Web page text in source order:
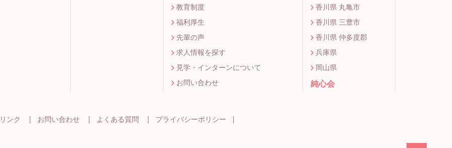
教育制度
福利厚生
先輩の声
求人情報を探す
見学・インターンについて
お問い合わせ
香川県 丸亀市
香川県 三豊市
香川県 仲多度郡
兵庫県
岡山県
純心会
リンク お問い合わせ よくある質問 プライバシーポリシー